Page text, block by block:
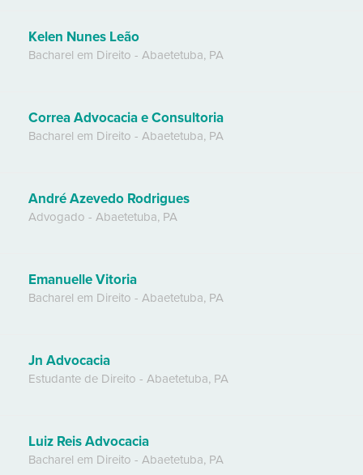
Kelen Nunes Leão
Bacharel em Direito - Abaetetuba, PA
Correa Advocacia e Consultoria
Bacharel em Direito - Abaetetuba, PA
André Azevedo Rodrigues
Advogado - Abaetetuba, PA
Emanuelle Vitoria
Bacharel em Direito - Abaetetuba, PA
Jn Advocacia
Estudante de Direito - Abaetetuba, PA
Luiz Reis Advocacia
Bacharel em Direito - Abaetetuba, PA